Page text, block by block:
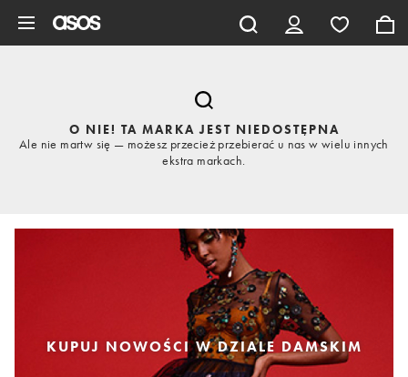
O NIE! TA MARKA JEST NIEDOSTĘPNA
Ale nie martw się — możesz przecież przebierać u nas w wielu innych
ekstra markach.
KUPUJ NOWOŚCI W DZIALE DAMSKIM